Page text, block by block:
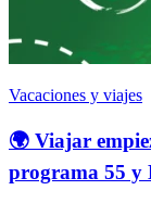
Vacaciones y viajes
🌍 Viajar
programa 55 y